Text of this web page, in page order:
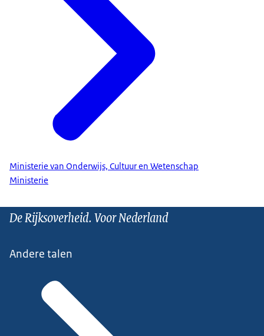
Ministerie van Onderwijs, Cultuur en Wetenschap
Ministerie
De Rijksoverheid. Voor Nederland
Andere talen